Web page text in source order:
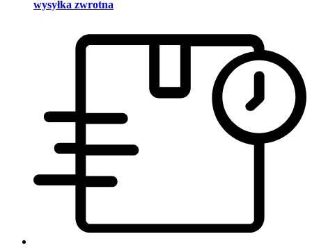
wysyłka zwrotna